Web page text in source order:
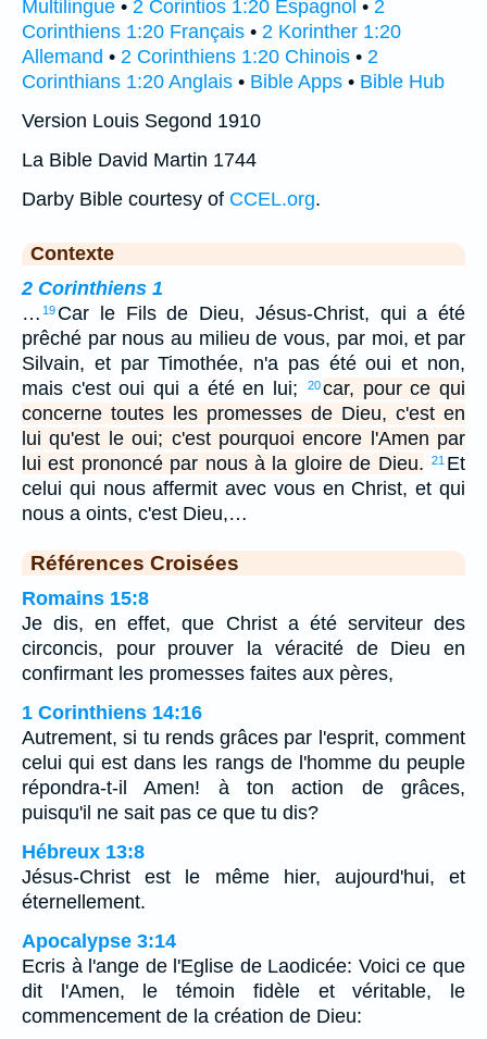
Multilingue • 2 Corintios 1:20 Espagnol • 2
Corinthiens 1:20 Français • 2 Korinther 1:20
Allemand • 2 Corinthiens 1:20 Chinois • 2
Corinthians 1:20 Anglais • Bible Apps • Bible Hub
Version Louis Segond 1910
La Bible David Martin 1744
Darby Bible courtesy of CCEL.org.
Contexte
2 Corinthiens 1
… 19 Car le Fils de Dieu, Jésus-Christ, qui a été
prêché par nous au milieu de vous, par moi, et par
Silvain, et par Timothée, n'a pas été oui et non,
mais c'est oui qui a été en lui;
20car, pour ce qui
concerne toutes les promesses de Dieu, c'est en
lui qu'est le oui; c'est pourquoi encore l'Amen par
lui est prononcé par nous à la gloire de Dieu.
21 Et
celui qui nous affermit avec vous en Christ, et qui
nous a oints, c'est Dieu,…
Références Croisées
Romains 15:8
Je dis, en effet, que Christ a été serviteur des
circoncis, pour prouver la véracité de Dieu en
confirmant les promesses faites aux pères,
1 Corinthiens 14:16
Autrement, si tu rends grâces par l'esprit, comment
celui qui est dans les rangs de l'homme du peuple
répondra-t-il Amen! à ton action de grâces,
puisqu'il ne sait pas ce que tu dis?
Hébreux 13:8
Jésus-Christ est le même hier, aujourd'hui, et
éternellement.
Apocalypse 3:14
Ecris à l'ange de l'Eglise de Laodicée: Voici ce que
dit l'Amen, le témoin fidèle et véritable, le
commencement de la création de Dieu: